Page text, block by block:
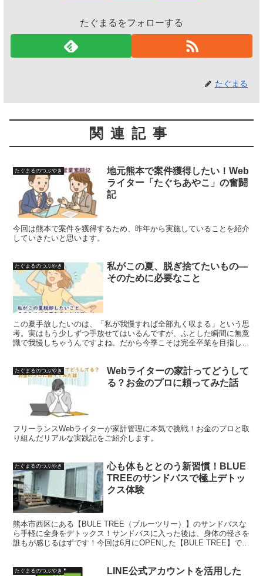
たぐまるをフォローする
たぐまる
関連記事
たぐまるのつぶやき
地元熊本で案件獲得したい！Web
ライター「たぐちあやこ」の奮闘
記
今回は熊本で案件を獲得するため、昨年から実施していることを紹介
していきたいと思います。
たぐまるのつぶやき
私がこの夏、脱ぎ捨てたいもの―
そのために必要なこと
この夏手放したいのは、「私が我慢すれば全部丸く収まる」という思
考。実はもう少しずつ手放せてはいるんですが、ふとした瞬間に無意
識で我慢しちゃうんですよね。だから今季こそは完全卒業を目指しま
たぐまるのつぶやき
Webライターの家計ってどうして
る？お金のプロに頼ってみた話
フリーランスWebライターが家計管理に本気で挑戦！お金のプロと取
り組んだリアルな実践記をご紹介します。
たぐまるのつぶやき
心も体もととのう新習慣！BLUE
TREEのサンドバスで極上デトッ
クス体験
熊本市西区にある【BULE TREE（ブルーツリー）】のサンドバスな
ら手軽に全身をデトックス！サンドバスに入った後は、身体の軽さを
誰もが感じるはずです！今回は6月にOPENした【BULE TREE】でサ
たぐまるのつぶやき
LINE公式アカウントを活用した